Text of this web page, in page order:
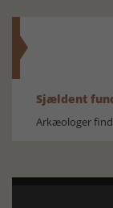
Sjældent
Arkæologer